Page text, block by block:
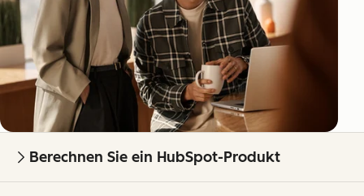
Berechnen Sie ein HubSpot-Produkt